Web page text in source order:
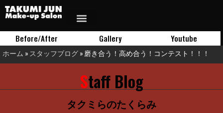
Before/After Gallery Youtube
ホーム » スタッフブログ » 磨き合う！高め合う！コンテスト！！！
Staff Blog
タクミらのたくらみ